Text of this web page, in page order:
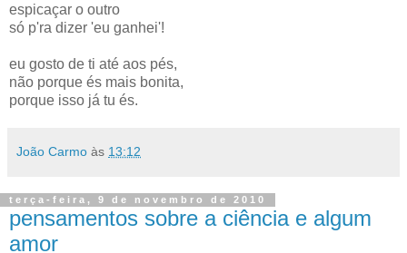
espicaçar o outro
só p'ra dizer 'eu ganhei'!
eu gosto de ti até aos pés,
não porque és mais bonita,
porque isso já tu és.
João Carmo às 13:12
terça-feira, 9 de novembro de 2010
pensamentos sobre a ciência e algum
amor